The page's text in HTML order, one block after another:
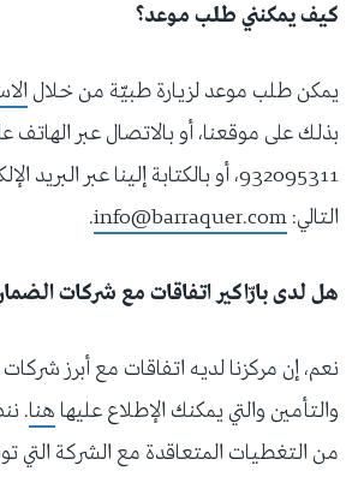
كيف يمكنني طلب موعد؟
يمكن طلب موعد لزيارة طبيّة من خلال
بذلك على موقعنا، أو بالاتصال عبر الهاتف
932095311، أو بالكتابة إلينا عبر
التالي: info@barraquer.com
.
هل لدى بارّاكير اتفاقات مع شركات
نعم، إن مركزنا لديه اتفاقات مع أبرز
والتأمين والتي يمكنك الإطلاع عليها هنا.
من التغطيات المتعاقدة مع الشركة التي